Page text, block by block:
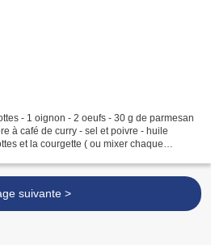
- 1 oignon - 2 oeufs - 30 g de parmesan
à café de curry - sel et poivre - huile
et la courgette ( ou mixer chaque
suivante >